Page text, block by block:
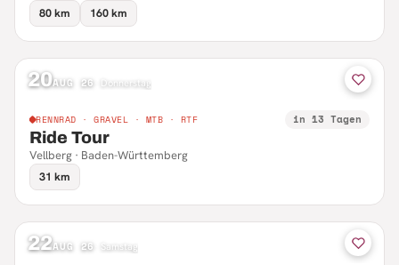
80 km
160 km
20AUG 26 Donnerstag
RENNRAD · GRAVEL · MTB · RTF in 13 Tagen
Ride Tour
Vellberg · Baden-Württemberg
31 km
22AUG 26 Samstag